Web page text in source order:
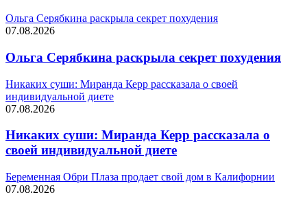
Ольга Серябкина раскрыла секрет похудения
07.08.2026
Ольга Серябкина раскрыла секрет похудения
Никаких суши: Миранда Керр рассказала о своей
индивидуальной диете
07.08.2026
Никаких суши: Миранда Керр рассказала о
своей индивидуальной диете
Беременная Обри Плаза продает свой дом в Калифорнии
07.08.2026